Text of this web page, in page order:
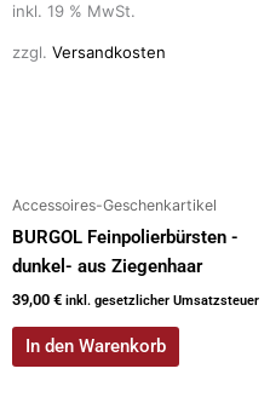
inkl. 19 % MwSt.
zzgl. Versandkosten
Accessoires-Geschenkartikel
BURGOL Feinpolierbürsten -
dunkel- aus Ziegenhaar
39,00 € inkl. gesetzlicher Umsatzsteuer
In den Warenkorb